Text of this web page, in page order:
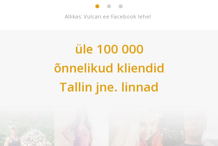
Allikas: Vulcan.ee Facebook lehel
üle 100 000
õnnelikud kliendid
Tallin jne. linnad